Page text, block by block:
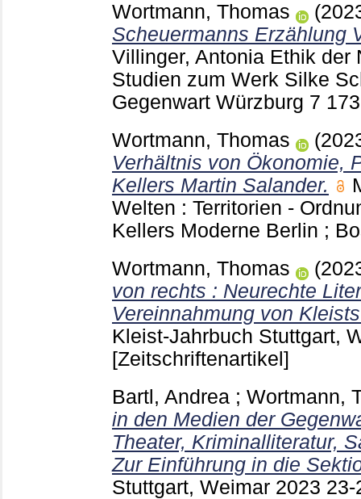
Wortmann, Thomas
Scheuermanns Erzählung
Villinger, Antonia Ethik der
Studien zum Werk Silke
Gegenwart Würzburg 7
Wortmann, Thomas
Verhältnis von Ökonomie,
Kellers Martin Salander.
Welten : Territorien -
Kellers Moderne Berlin ;
Wortmann, Thomas
von rechts : Neurechte
Vereinnahmung von
Kleist-Jahrbuch Stuttgart,
[Zeitschriftenartikel]
Bartl, Andrea ; Wortmann,
in den Medien der
Theater, Kriminalliteratur,
Zur Einführung in die
Stuttgart, Weimar 2023